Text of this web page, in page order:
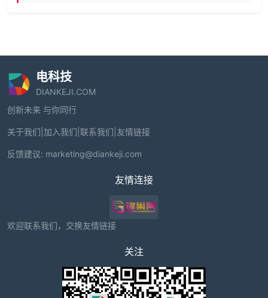
电科技
DIANKEJI.COM
创新未来 与你同行
关于我们 加入我们 联系我们 友情链接
反馈建议: marketing@diankeji.com
友情连接
欢迎联系我们，交换友情链接
关注